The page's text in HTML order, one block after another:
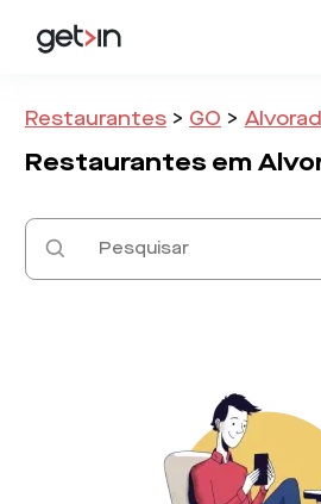
Restaurantes > GO >
Restaurantes em